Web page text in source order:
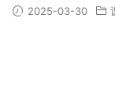
2025-03-30